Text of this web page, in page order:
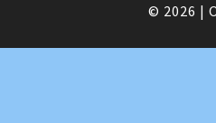
© 2026 |